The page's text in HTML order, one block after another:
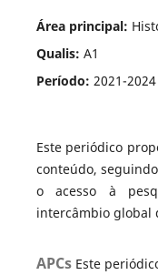
Área principal:
Qualis: A1
Período: 2021-2024
Este periódico
conteúdo,
o acesso à
intercâmbio global
APCs Este